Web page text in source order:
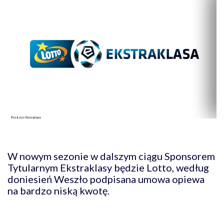
W nowym sezonie w dalszym ciągu Sponsorem
Tytularnym Ekstraklasy będzie Lotto, według
doniesień Weszło podpisana umowa opiewa
na bardzo niską kwotę.